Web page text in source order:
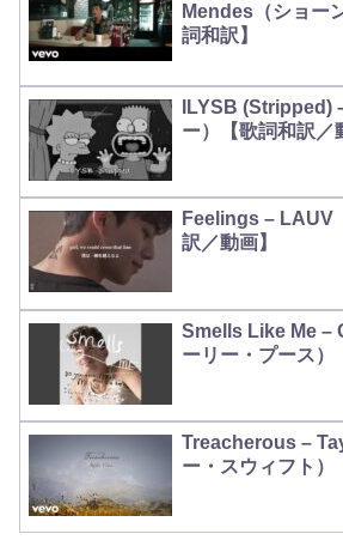
Mendes（ショー
詞和訳】
ILYSB (Stripped)
ー）【歌詞和訳／
Feelings – LAUV
訳／動画】
Smells Like Me –
ーリー・プース）
Treacherous –
ー・スウィフト）